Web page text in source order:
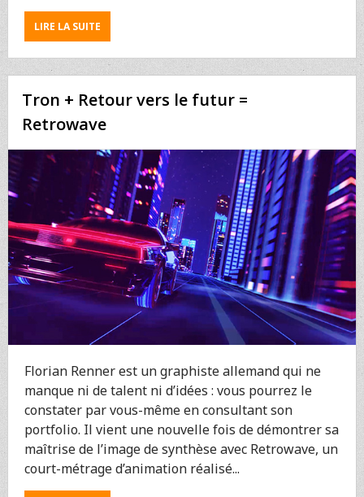
LIRE LA SUITEABOUT
LES
DAGUERRÉOTYPES
DE
BIBLIOTHÈQUE
DU
CONGRÈS
Tron + Retour vers le futur =
Retrowave
Florian Renner est un graphiste allemand qui ne
manque ni de talent ni d’idées : vous pourrez le
constater par vous-même en consultant son
portfolio. Il vient une nouvelle fois de démontrer sa
maîtrise de l’image de synthèse avec Retrowave, un
court-métrage d’animation réalisé...